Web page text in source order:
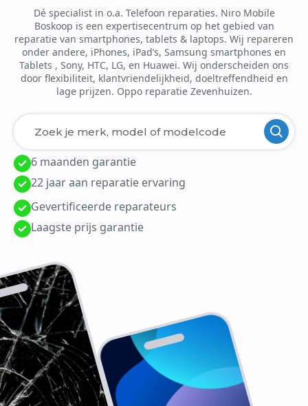
Dé specialist in o.a. Telefoon reparaties. Niro Mobile
Boskoop is een expertisecentrum op het gebied van
reparatie van smartphones, tablets & laptops. Wij repareren
onder andere, iPhones, iPad’s, Samsung smartphones en
Tablets , Sony, HTC, LG, en Huawei. Wij onderscheiden ons
door flexibiliteit, klantvriendelijkheid, doeltreffendheid en
lage prijzen. Oppo reparatie Zevenhuizen.
Laden van modellen..
6 maanden garantie
22 jaar aan reparatie ervaring
Gevertificeerde reparateurs
Laagste prijs garantie